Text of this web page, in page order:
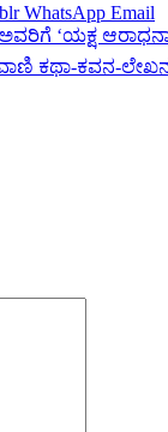
WhatsApp Email
‘ಯಕ್ಷ ಆರಾಧನಾ
ಕಥಾ-ಕವನ-